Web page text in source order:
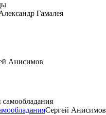
Гамалея
Анисимов
Сергей Анисимов